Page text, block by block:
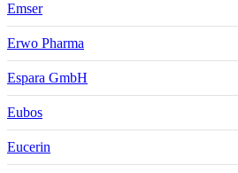
Emser
Erwo Pharma
Espara GmbH
Eubos
Eucerin